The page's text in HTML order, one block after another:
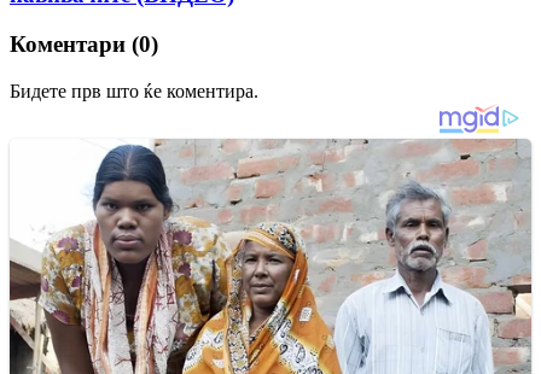
Коментари (0)
Бидете прв што ќе коментира.